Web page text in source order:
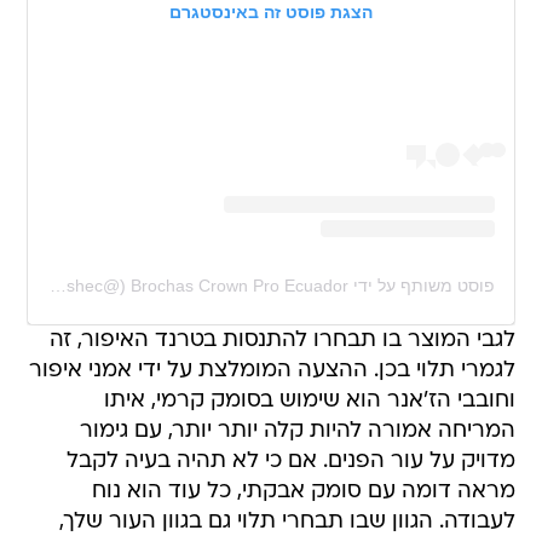
הצגת פוסט זה באינסטגרם
פוסט משותף על ידי ‏‎Brochas Crown Pro Ecuador‎‏ (@‏‎crownbrushec‎‏)
לגבי המוצר בו תבחרו להתנסות בטרנד האיפור, זה
לגמרי תלוי בכן. ההצעה המומלצת על ידי אמני איפור
וחובבי הז'אנר הוא שימוש בסומק קרמי, איתו
המריחה אמורה להיות קלה יותר יותר, עם גימור
מדויק על עור הפנים. אם כי לא תהיה בעיה לקבל
מראה דומה עם סומק אבקתי, כל עוד הוא נוח
לעבודה. הגוון שבו תבחרי תלוי גם בגוון העור שלך,